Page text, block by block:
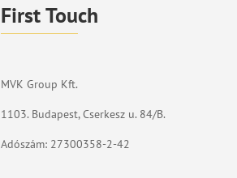
First Touch
MVK Group Kft.
1103. Budapest, Cserkesz u. 84/B.
Adószám: 27300358-2-42